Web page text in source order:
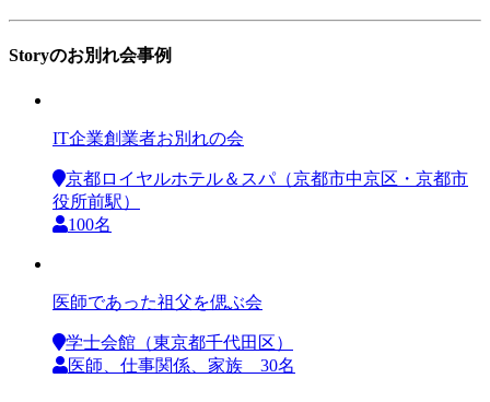
Storyのお別れ会事例
IT企業創業者お別れの会
京都ロイヤルホテル＆スパ（京都市中京区・京都市
役所前駅）
100名
医師であった祖父を偲ぶ会
学士会館（東京都千代田区）
医師、仕事関係、家族 30名